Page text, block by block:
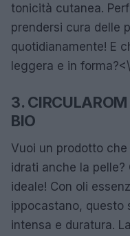
tonicità cutanea.
prendersi cura delle
quotidianamente! E
leggera e in
3.
BIO
Vuoi un prodotto
idrati anche la pelle?
ideale! Con oli
ippocastano, questo
intensa e duratura.